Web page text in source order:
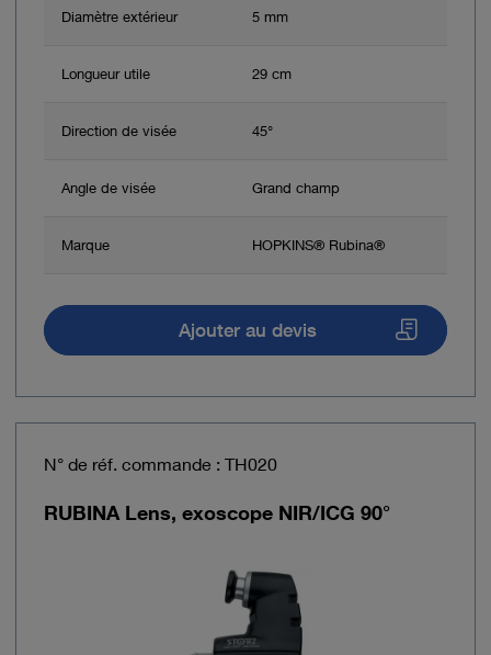
Diamètre extérieur 5 mm
Longueur utile 29 cm
Direction de visée 45°
Angle de visée Grand champ
Marque HOPKINS® Rubina®
Ajouter au devis
N° de réf. commande : TH020
RUBINA Lens, exoscope NIR/ICG 90°